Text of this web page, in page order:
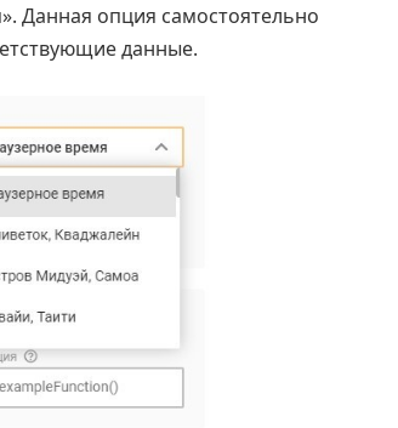
Данная опция самостоятельно
данные.